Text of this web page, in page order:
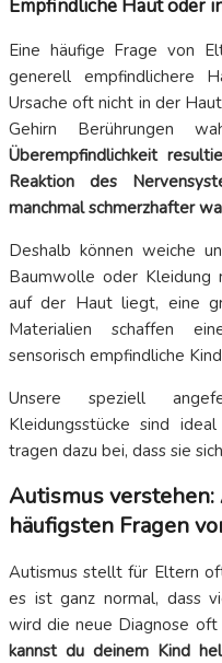
Empfindliche Haut oder
Eine häufige Frage von
generell empfindlichere
Ursache oft nicht in der
Gehirn Berührungen
Überempfindlichkeit
Reaktion des
manchmal schmerzhafter
Deshalb können weiche
Baumwolle oder
auf der Haut liegt, eine
Materialien schaffen
sensorisch empfindliche
Unsere speziell
Kleidungsstücke sind
tragen dazu bei, dass sie
Autismus
häufigsten Fragen
Autismus stellt für Eltern
es ist ganz normal, dass
wird die neue Diagnose
kannst du deinem Kind